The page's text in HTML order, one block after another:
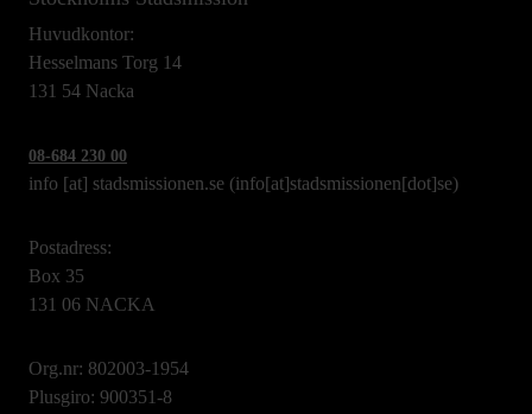
Huvudkontor:
Hesselmans Torg 14
131 54 Nacka
08-684 230 00
info [at] stadsmissionen.se (info[at]stadsmissionen[dot]se)
Postadress:
Box 35
131 06 NACKA
Org.nr: 802003-1954
Plusgiro: 900351-8